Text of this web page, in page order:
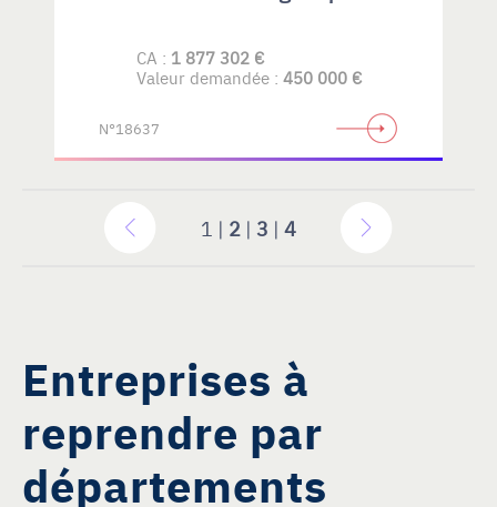
CA : 1 877 302 €
Valeur demandée : 450 000 €
N°18637
1 | 2 | 3 | 4
Entreprises à
reprendre par
départements